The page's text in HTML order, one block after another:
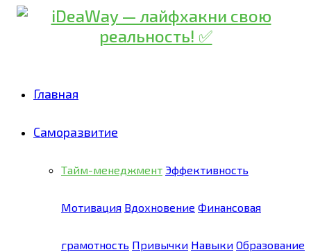
Главная
Саморазвитие
Тайм-менеджмент Эффективность
Мотивация Вдохновение Финансовая
грамотность Привычки Навыки Образование